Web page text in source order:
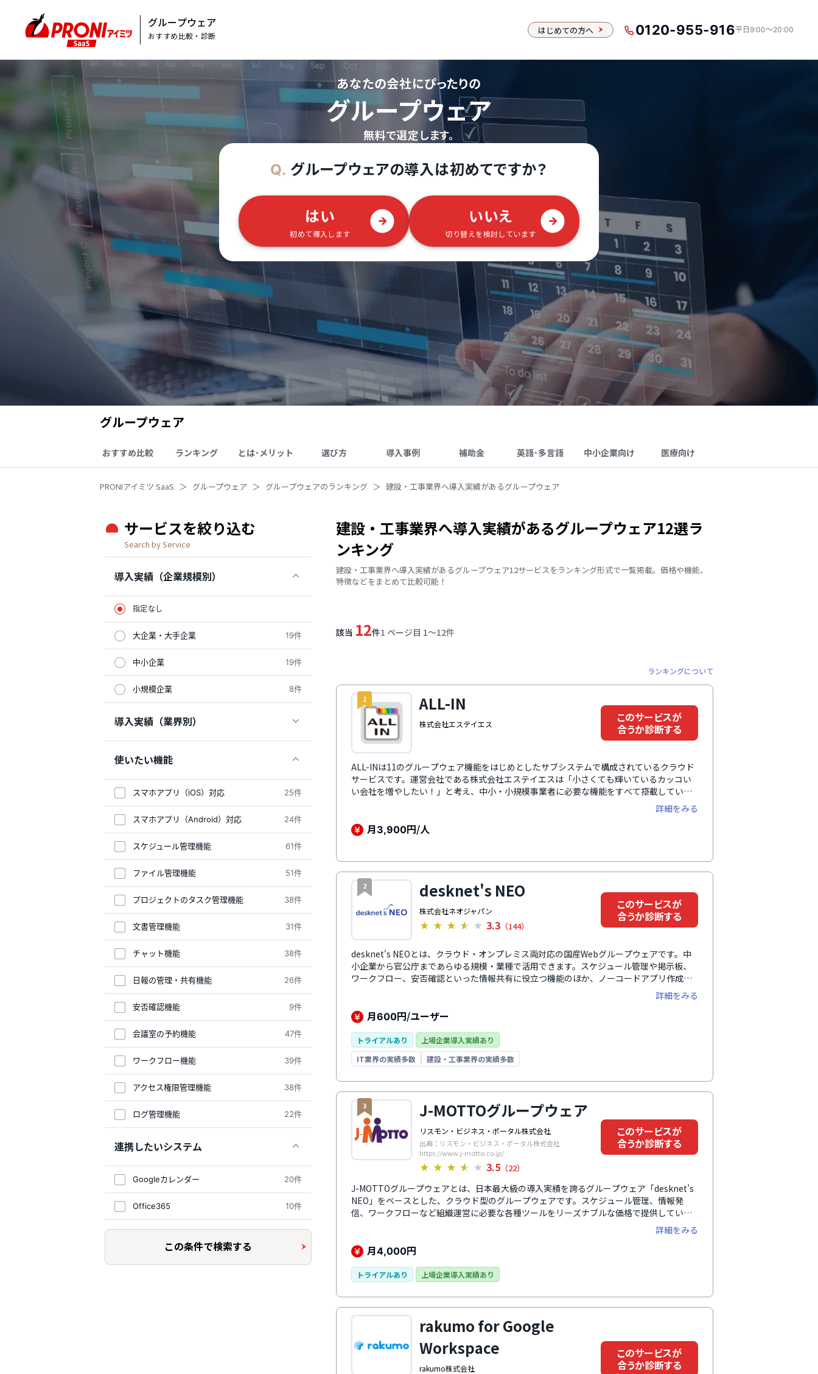
グループウェア
おすすめ比較・診断 はじめての方へ 0120-955-916平日9:00〜20:00
あなたの会社にぴったりの
グループウェア
無料で選定します。
Q. グループウェアの導入は初めてですか？
はい
初めて導入します
いいえ
切り替えを検討しています
グループウェア
おすすめ比較 ランキング とは･メリット 選び方 導入事例 補助金 英語･多言語 中小企業向け 医療向け
PRONIアイミツ SaaS グループウェア グループウェアのランキング 建設・工事業界へ導入実績があるグループウェア
サービスを絞り込む
Search by Service
導入実績（企業規模別）
指定なし
大企業・大手企業 19件
中小企業 19件
小規模企業 8件
導入実績（業界別）
使いたい機能
スマホアプリ（iOS）対応 25件
スマホアプリ（Android）対応 24件
スケジュール管理機能 61件
ファイル管理機能 51件
プロジェクトのタスク管理機能 38件
文書管理機能 31件
チャット機能 38件
日報の管理・共有機能 26件
安否確認機能 9件
会議室の予約機能 47件
ワークフロー機能 39件
アクセス権限管理機能 38件
ログ管理機能 22件
連携したいシステム
Googleカレンダー 20件
Office365 10件
この条件で検索する
建設・工事業界へ導入実績があるグループウェア12選ラ
ンキング
建設・工事業界へ導入実績があるグループウェア12サービスをランキング形式で一覧掲載。価格や機能、
特徴などをまとめて比較可能！
該当 12件1 ページ目 1〜12件
ランキングについて
1 ALL-IN
株式会社エステイエス
このサービスが
合うか診断する
ALL-INは11のグループウェア機能をはじめとしたサブシステムで構成されているクラウド
サービスです。運営会社である株式会社エステイエスは「小さくても輝いているカッコい
い会社を増やしたい！」と考え、中小・小規模事業者に必要な機能をすべて搭載していま
す。導入実績は270社以上と多くの企業で利用されています。グループウェア・顧客管理
（CRM）、営業支援（SFA）、人事管理、労務、給与、会計、販売、仕入、在庫管理など
経営に必要な機能をこれひとつに集約。それぞれに入力されたデータは全システムへリア
ルタイムに反映されます。勤怠管理、タスク共有管理、イベント管理・アドレス帳など豊
れるため、管理の負担削減につながります。データはすべて信頼の高い高セキュリティな
クラウド上に保存されるため、安全して利用できます。
詳細をみる
月3,900円/人
2 desknet's NEO
株式会社ネオジャパン
★ ★ ★ ★ ★ 3.3 （144）
このサービスが
合うか診断する
desknet's NEOとは、クラウド・オンプレミス両対応の国産Webグループウェアです。中
小企業から官公庁まであらゆる規模・業種で活用できます。スケジュール管理や掲示板、
ワークフロー、安否確認といった情報共有に役立つ機能のほか、ノーコードアプリ作成ツ
ールで紙やExcelを使う定型業務を効率化。社内の情報集約と業務改善を実現します。日本
企業向けの設計かつ直感的な操作感です。システムやITに不慣れな方でも使いやすく、充
実した活用支援と定期的な機能改善により導入後も安心して使い続けられます。
詳細をみる
月600円/ユーザー
トライアルあり
上場企業導入実績あり
IT業界の実績多数
建設・工事業界の実績多数
3 J-MOTTOグループウェア
リスモン・ビジネス・ポータル株式会社
出典：リスモン・ビジネス・ポータル株式会社
https://www.j-motto.co.jp/
★ ★ ★ ★ ★ 3.5 （22）
このサービスが
合うか診断する
J-MOTTOグループウェアとは、日本最大級の導入実績を誇るグループウェア「desknet’s
NEO」をベースとした、クラウド型のグループウェアです。スケジュール管理、情報発
信、ワークフローなど組織運営に必要な各種ツールをリーズナブルな価格で提供していま
す。パソコンが苦手な方でも直感的に操作できる、使いやすさ・見やすさこだわった画面
が特徴です。また、主要アプリはすべてスマートフォンに対応しているので、社外でも仕
事を進めることができます。通話料無料の電話・メール・チャット・無料セミナーなど、
経験豊富な専門スタッフによるサポート体制も充実しているため、専門知識がなくても安
心して利用できます。
詳細をみる
月4,000円
トライアルあり 上場企業導入実績あり
rakumo for Google
Workspace
rakumo株式会社
このサービスが
合うか診断する